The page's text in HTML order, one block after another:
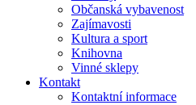
Občanská vybavenost
Zajímavosti
Kultura a sport
Knihovna
Vinné sklepy
Kontakt
Kontaktní informace